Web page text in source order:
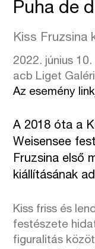
Puha de
Kiss Fruzsina
2022. június
acb Liget
Az esemény
A 2018 óta a
Weisensee
Fruzsina első
kiállításának
Kiss friss és
festészete
figuralitás